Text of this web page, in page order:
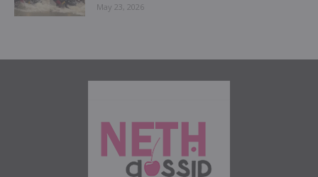
May 23, 2026